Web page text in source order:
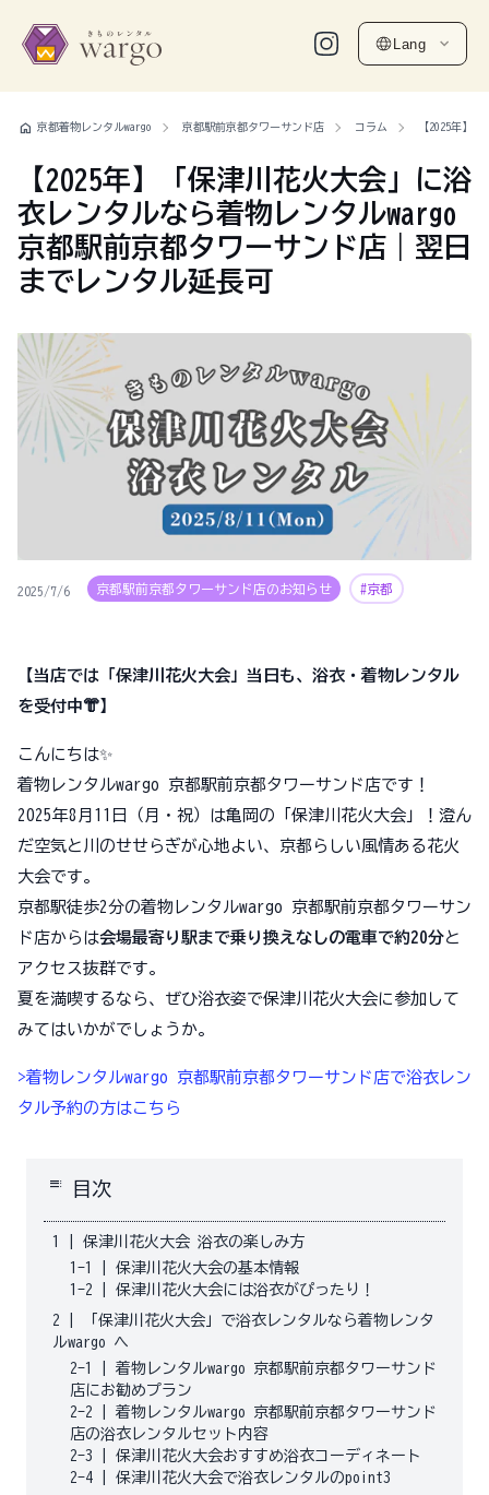
Lang
home 京都着物レンタルwargo 京都駅前京都タワーサンド店 コラム 【2025年】
【2025年】「保津川花火大会」に浴
衣レンタルなら着物レンタルwargo
京都駅前京都タワーサンド店｜翌日
までレンタル延長可
2025/7/6 京都駅前京都タワーサンド店のお知らせ #京都
【当店では「保津川花火大会」当日も、浴衣・着物レンタル
を受付中👘】
こんにちは✨
着物レンタルwargo 京都駅前京都タワーサンド店です！
2025年8月11日（月・祝）は亀岡の「保津川花火大会」！澄ん
だ空気と川のせせらぎが心地よい、京都らしい風情ある花火
大会です。
京都駅徒歩2分の着物レンタルwargo 京都駅前京都タワーサン
ド店からは会場最寄り駅まで乗り換えなしの電車で約20分と
アクセス抜群です。
夏を満喫するなら、ぜひ浴衣姿で保津川花火大会に参加して
みてはいかがでしょうか。
>着物レンタルwargo 京都駅前京都タワーサンド店で浴衣レン
タル予約の方はこちら
toc 目次
1
保津川花火大会 浴衣の楽しみ方
1-1
保津川花火大会の基本情報
1-2
保津川花火大会には浴衣がぴったり！
2
「保津川花火大会」で浴衣レンタルなら着物レンタ
ルwargo へ
2-1
着物レンタルwargo 京都駅前京都タワーサンド
店にお勧めプラン
2-2
着物レンタルwargo 京都駅前京都タワーサンド
店の浴衣レンタルセット内容
2-3
保津川花火大会おすすめ浴衣コーディネート
2-4
保津川花火大会で浴衣レンタルのpoint3